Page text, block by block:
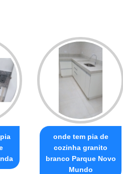
onde tem pia de
cozinha granito
branco Parque Novo
Mundo